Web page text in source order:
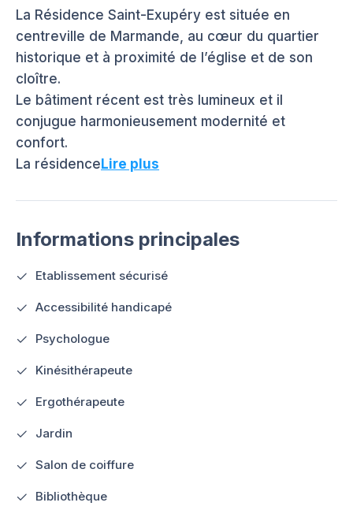
La Résidence Saint-Exupéry est située en
centreville de Marmande, au cœur du quartier
historique et à proximité de l’église et de son
cloître.
Le bâtiment récent est très lumineux et il
conjugue harmonieusement modernité et
confort.
La résidenceLire plus
Informations principales
Etablissement sécurisé
Accessibilité handicapé
Psychologue
Kinésithérapeute
Ergothérapeute
Jardin
Salon de coiffure
Bibliothèque